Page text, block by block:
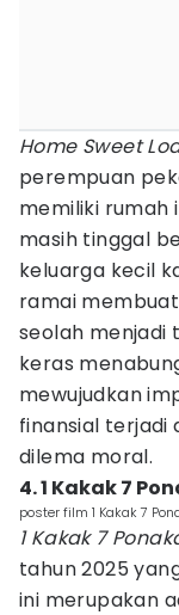
Home Sweet
perempuan
memiliki rumah
masih tinggal
keluarga kecil
ramai
seolah menjadi
keras
mewujudkan
finansial terjadi
dilema moral.
4. 1 Kakak 7
poster film 1 Kakak 7
1 Kakak 7
tahun 2025
ini merupakan